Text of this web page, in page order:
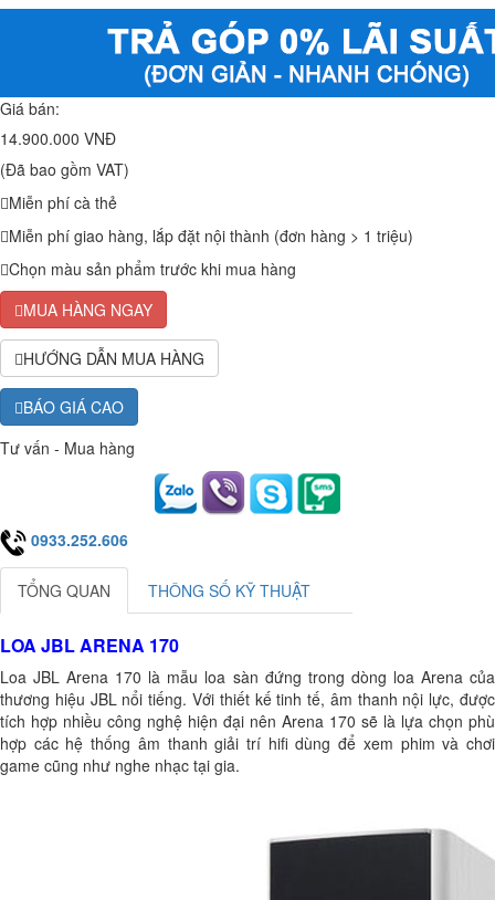
Giá bán:
14.900.000 VNĐ
(Đã bao gồm VAT)
Miễn phí cà thẻ
Miễn phí giao hàng, lắp đặt nội thành (đơn hàng > 1 triệu)
Chọn màu sản phẩm trước khi mua hàng
MUA HÀNG NGAY
HƯỚNG DẪN MUA HÀNG
BÁO GIÁ CAO
Tư vấn - Mua hàng
0933.252.606
TỔNG QUAN THÔNG SỐ KỸ THUẬT
LOA JBL ARENA 170
Loa JBL Arena 170 là mẫu loa sàn đứng trong dòng loa Arena của
thương hiệu JBL nổi tiếng. Với thiết kế tinh tế, âm thanh nội lực, được
tích hợp nhiều công nghệ hiện đại nên Arena 170 sẽ là lựa chọn phù
hợp các hệ thống âm thanh giải trí hifi dùng để xem phim và chơi
game cũng như nghe nhạc tại gia.